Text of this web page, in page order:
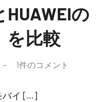
の
を比較
1件のコメント
バイ […]